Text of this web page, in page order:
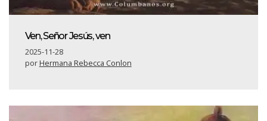
Ven, Señor Jesús, ven
2025-11-28
porHermana Rebecca Conlon